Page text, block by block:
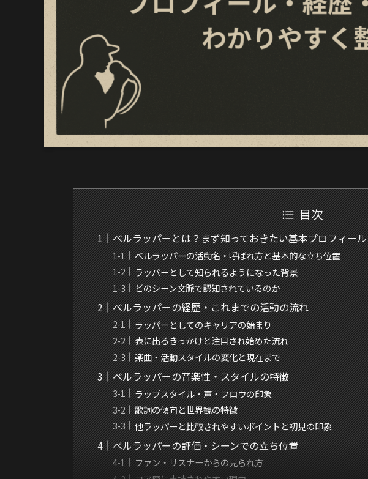
目次
ベルラッパーとは？まず知っておきたい基本プロフィール
ベルラッパーの活動名・呼ばれ方と基本的な立ち位置
ラッパーとして知られるようになった背景
どのシーン文脈で認知されているのか
ベルラッパーの経歴・これまでの活動の流れ
ラッパーとしてのキャリアの始まり
表に出るきっかけと注目され始めた流れ
楽曲・活動スタイルの変化と現在まで
ベルラッパーの音楽性・スタイルの特徴
ラップスタイル・声・フロウの印象
歌詞の傾向と世界観の特徴
他ラッパーと比較されやすいポイントと初見の印象
ベルラッパーの評価・シーンでの立ち位置
ファン・リスナーからの見られ方